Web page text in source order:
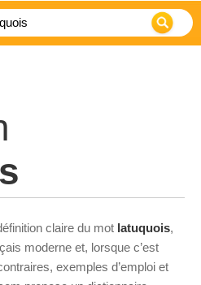
claire du mot latuquois,
moderne et, lorsque c’est
exemples d’emploi et